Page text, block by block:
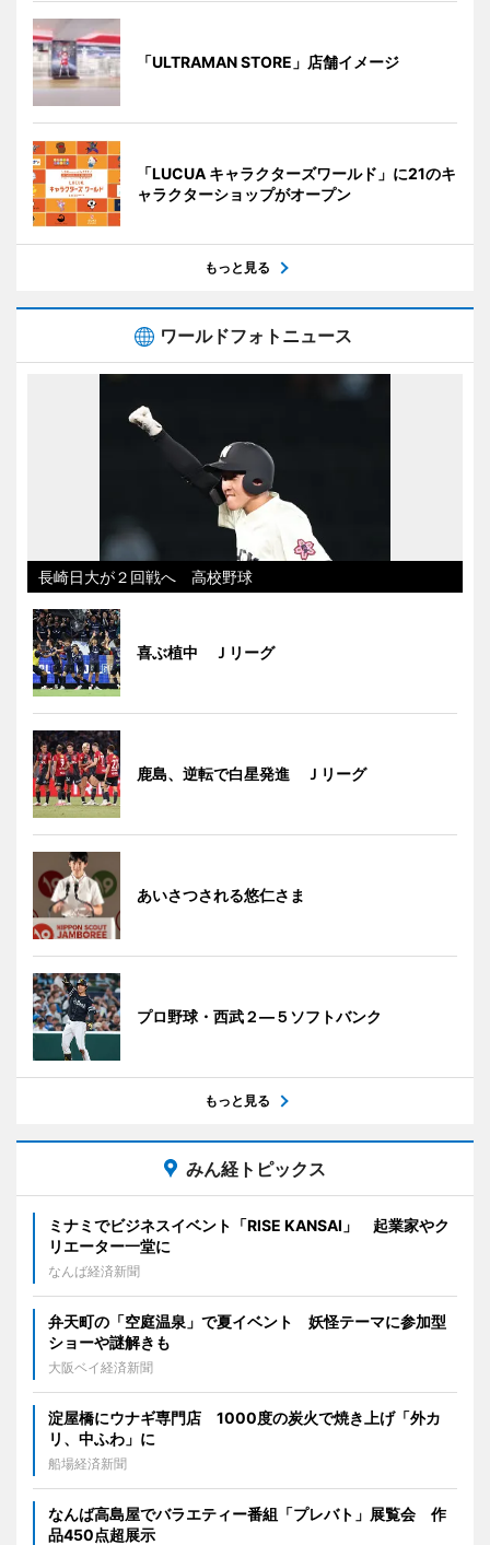
「ULTRAMAN STORE」店舗イメージ
「LUCUA キャラクターズワールド」に21のキ
ャラクターショップがオープン
もっと見る
ワールドフォトニュース
長崎日大が２回戦へ 高校野球
喜ぶ植中 Ｊリーグ
鹿島、逆転で白星発進 Ｊリーグ
あいさつされる悠仁さま
プロ野球・西武２―５ソフトバンク
もっと見る
みん経トピックス
ミナミでビジネスイベント「RISE KANSAI」 起業家やク
リエーター一堂に
なんば経済新聞
弁天町の「空庭温泉」で夏イベント 妖怪テーマに参加型
ショーや謎解きも
大阪ベイ経済新聞
淀屋橋にウナギ専門店 1000度の炭火で焼き上げ「外カ
リ、中ふわ」に
船場経済新聞
なんば高島屋でバラエティー番組「プレバト」展覧会 作
品450点超展示